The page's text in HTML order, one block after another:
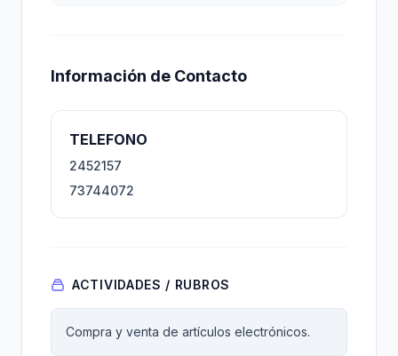
Información de Contacto
TELEFONO
2452157
73744072
ACTIVIDADES / RUBROS
Compra y venta de artículos electrónicos.